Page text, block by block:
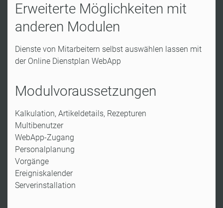
Erweiterte Möglichkeiten mit
anderen Modulen
Dienste von Mitarbeitern selbst auswählen lassen mit
der Online Dienstplan WebApp
Modulvoraussetzungen
Kalkulation, Artikeldetails, Rezepturen
Multibenutzer
WebApp-Zugang
Personalplanung
Vorgänge
Ereigniskalender
Serverinstallation